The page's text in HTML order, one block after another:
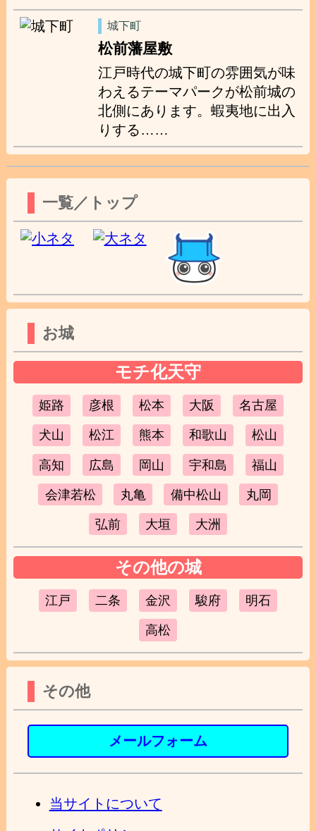
城下町
松前藩屋敷
江戸時代の城下町の雰囲気が味
わえるテーマパークが松前城の
北側にあります。蝦夷地に出入
りする……
一覧／トップ
お城
モチ化天守
姫路 彦根 松本 大阪 名古屋
犬山 松江 熊本 和歌山 松山
高知 広島 岡山 宇和島 福山
会津若松 丸亀 備中松山 丸岡
弘前 大垣 大洲
その他の城
江戸 二条 金沢 駿府 明石
高松
その他
メールフォーム
当サイトについて